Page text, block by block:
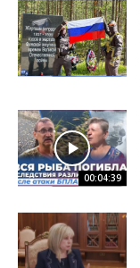
00:04:39